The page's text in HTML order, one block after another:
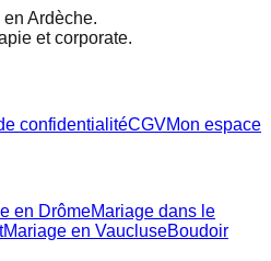
Ardèche.
et corporate.
confidentialitéCGVMon espace
en DrômeMariage dans le
Mariage en VaucluseBoudoir